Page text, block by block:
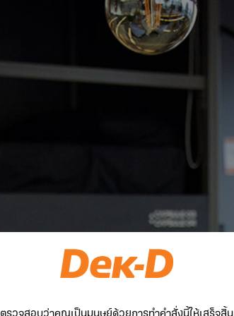
ตรวจสอบว่าคุณเป็นมนุษย์ด้วยการทำคำสั่งนี้ให้เสร็จสิ้น